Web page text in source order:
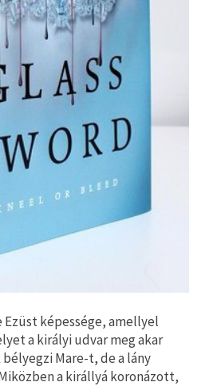
Ezüst képessége, amellyel
a királyi udvar meg akar
Mare-t, de a lány
a királlyá koronázott,